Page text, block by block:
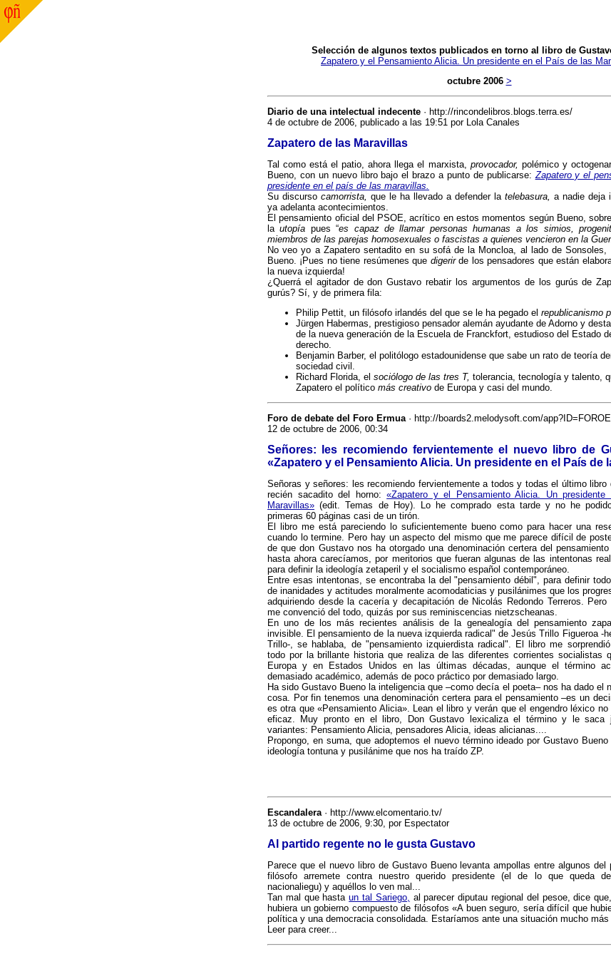
Selección de algunos textos publicados en torno al libro de
Zapatero y el Pensamiento Alicia. Un presidente en el País de las
octubre 2006 >
Diario de una intelectual indecente · http://rincondelibros.blogs.terra.es/
4 de octubre de 2006, publicado a las 19:51 por Lola Canales
Zapatero de las Maravillas
Tal como está el patio, ahora llega el marxista, provocador, polémico y
Bueno, con un nuevo libro bajo el brazo a punto de publicarse:Zapatero y el
presidente en el país de las maravillas.
Su discurso camorrista, que le ha llevado a defender la telebasura, a nadie deja
ya adelanta acontecimientos.
El pensamiento oficial del PSOE, acrítico en estos momentos según Bueno,
lautopía pues “es capaz de llamar personas humanas a los simios,
miembros de las parejas homosexuales o fascistas a quienes vencieron en la
No veo yo a Zapatero sentadito en su sofá de la Moncloa, al lado de Sonsoles,
Bueno. ¡Pues no tiene resúmenes que digerirde los pensadores que están
la nueva izquierda!
¿Querrá el agitador de don Gustavo rebatir los argumentos de los gurús de
gurús? Sí, y de primera fila:
Philip Pettit, un filósofo irlandés del que se le ha pegado el republicanismo
Jürgen Habermas, prestigioso pensador alemán ayudante de Adorno y
de la nueva generación de la Escuela de Franckfort, estudioso del Estado
derecho.
Benjamin Barber, el politólogo estadounidense que sabe un rato de teoría
sociedad civil.
Richard Florida, el sociólogo de las tres T, tolerancia, tecnología y talento,
Zapatero el político más creativo de Europa y casi del mundo.
Foro de debate del Foro Ermua· http://boards2.melodysoft.com/
12 de octubre de 2006, 00:34
Señores: les recomiendo fervientemente el nuevo libro de
«Zapatero y el Pensamiento Alicia. Un presidente en el País de
Señoras y señores: les recomiendo fervientemente a todos y todas el último libro
recién sacadito del horno:«Zapatero y el Pensamiento Alicia. Un
Maravillas» (edit. Temas de Hoy). Lo he comprado esta tarde y no he
primeras 60 páginas casi de un tirón.
El libro me está pareciendo lo suficientemente bueno como para hacer una
cuando lo termine. Pero hay un aspecto del mismo que me parece difícil de
de que don Gustavo nos ha otorgado una denominación certera del
hasta ahora carecíamos, por meritorios que fueran algunas de las intentonas
para definir la ideología zetaperil y el socialismo español contemporáneo.
Entre esas intentonas, se encontraba la del "pensamiento débil", para definir
de inanidades y actitudes moralmente acomodaticias y pusilánimes que los
adquiriendo desde la cacería y decapitación de Nicolás Redondo Terreros.
me convenció del todo, quizás por sus reminiscencias nietzscheanas.
En uno de los más recientes análisis de la genealogía del pensamiento
invisible. El pensamiento de la nueva izquierda radical" de Jesús Trillo Figueroa -
Trillo-, se hablaba, de "pensamiento izquierdista radical". El libro me
todo por la brillante historia que realiza de las diferentes corrientes socialistas
Europa y en Estados Unidos en las últimas décadas, aunque el término
demasiado académico, además de poco práctico por demasiado largo.
Ha sido Gustavo Bueno la inteligencia que –como decía el poeta– nos ha dado el
cosa. Por fin tenemos una denominación certera para el pensamiento –es un
es otra que «Pensamiento Alicia». Lean el libro y verán que el engendro léxico no
eficaz. Muy pronto en el libro, Don Gustavo lexicaliza el término y le saca
variantes: Pensamiento Alicia, pensadores Alicia, ideas alicianas....
Propongo, en suma, que adoptemos el nuevo término ideado por Gustavo
ideología tontuna y pusilánime que nos ha traído ZP.
Escandalera· http://www.elcomentario.tv/
13 de octubre de 2006, 9:30, por Espectator
Al partido regente no le gusta Gustavo
Parece que el nuevo libro de Gustavo Bueno levanta ampollas entre algunos del
filósofo arremete contra nuestro querido presidente (el de lo que queda
nacionaliegu) y aquéllos lo ven mal...
Tan mal que hastaun tal Sariego, al parecer diputau regional del pesoe, dice
hubiera un gobierno compuesto de filósofos «A buen seguro, sería difícil que
política y una democracia consolidada. Estaríamos ante una situación mucho más
Leer para creer...